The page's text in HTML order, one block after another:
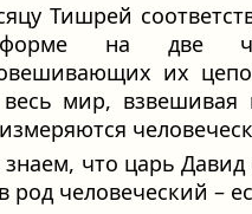
Тишрей
на две
их
весь мир, взвешивая
что царь
род человеческий –